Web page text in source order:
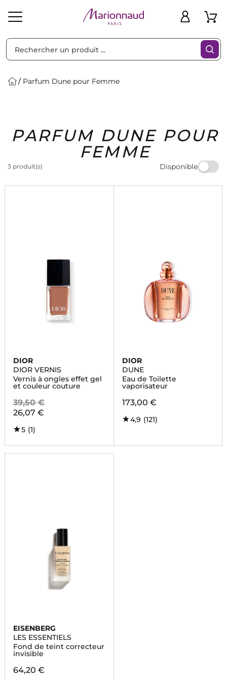
Solaire Homme Marques Idées
Cadeaux
Bons
Plans
Parfum Dune pour Femme
PARFUM DUNE POUR
FEMME
3 produit(s) Disponible
Filtres
DIOR
DIOR VERNIS
Vernis à ongles effet gel
et couleur couture
39,50 €
26,07 €
5 (1)
DIOR
DUNE
Eau de Toilette
vaporisateur
173,00 €
4,9 (121)
EISENBERG
LES ESSENTIELS
Fond de teint correcteur
invisible
64,20 €